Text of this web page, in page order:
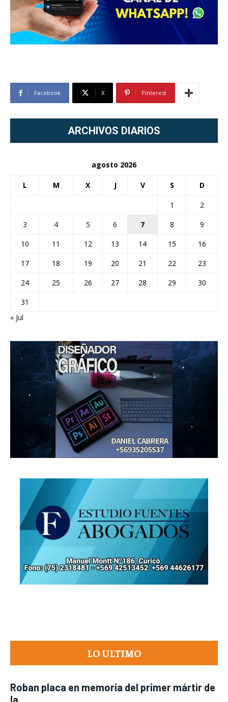
Facebook X Pinterest
ARCHIVOS DIARIOS
agosto 2026
L M X J V S D
1
2
3
4 5 6 7 8
9
10
11 12 13 14 15
16
17
18 19 20 21 22
23
24
25 26 27 28 29
30
31
« Jul
LO ULTIMO
Roban placa en memoria del primer mártir de